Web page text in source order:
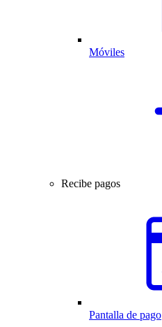
Móviles
Recibe pagos
Pantalla de pago